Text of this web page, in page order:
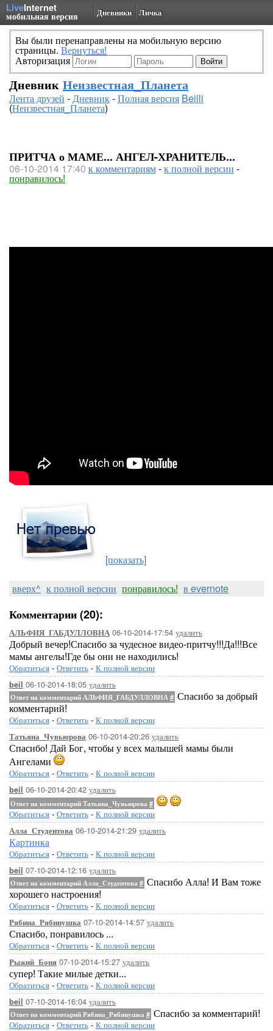
LiveInternet
мобильная версия Дневники Личка
Вы были перенаправлены на мобильную версию
страницы. Вернуться!
Авторизация
Дневник Неизвестная_Планета
Лента друзей -Дневник-Полная версия Beilli
(Неизвестная_Планета)
ПРИТЧА о МАМЕ... АНГЕЛ-ХРАНИТЕЛЬ...
06-10-2014 17:40 к комментариям-к полной версии -
понравилось!
[показать]
вверх^ к полной версии понравилось! в evernote
Комментарии (20):
АЛЬФИЯ_ГАБДУЛЛОВНА 06-10-2014-17:54 удалить
Добрый вечер!Спасибо за чудесное видео-притчу!!!Да!!!Все
мамы ангелы!Где бы они не находились!
Обратиться - Ответить - К полной версии
beil 06-10-2014-18:05 удалить
Ответ на комментарий АЛЬФИЯ_ГАБДУЛЛОВНА # Спасибо за добрый
комментарий!
Обратиться - Ответить - К полной версии
Татьяна_Чувьюрова 06-10-2014-20:26 удалить
Спасибо! Дай Бог, чтобы у всех малышей мамы были
Ангелами
Обратиться - Ответить - К полной версии
beil 06-10-2014-20:42 удалить
Ответ на комментарий Татьяна_Чувьюрова #
Обратиться - Ответить - К полной версии
Алла_Студентова 06-10-2014-21:29 удалить
Картинка
Обратиться - Ответить - К полной версии
beil 07-10-2014-12:16 удалить
Ответ на комментарий Алла_Студентова # Спасибо Алла! И Вам тоже
хорошего настроения!
Обратиться - Ответить - К полной версии
Рябина_Рябинушка 07-10-2014-14:57 удалить
Спасибо, понравилось ...
Обратиться - Ответить - К полной версии
Рыжий_Боня 07-10-2014-15:27 удалить
супер! Такие милые детки...
Обратиться - Ответить - К полной версии
beil 07-10-2014-16:04 удалить
Ответ на комментарий Рябина_Рябинушка # Спасибо за комментарий!
Обратиться - Ответить - К полной версии